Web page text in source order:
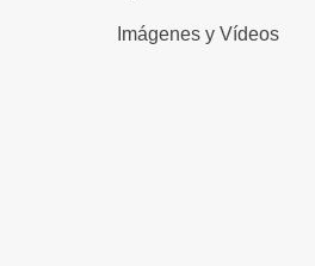
Imágenes y Vídeos